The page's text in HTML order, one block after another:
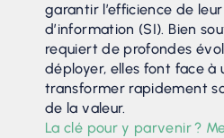
garantir l’efficience de
d’information (SI). Bien
requiert de profondes
déployer, elles font face à
transformer rapidement
de la valeur.
La clé pour y parvenir ?